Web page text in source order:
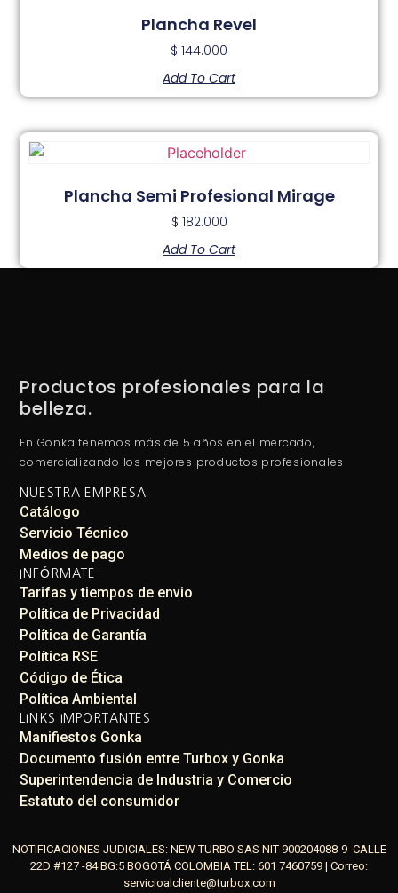
Plancha Revel
$ 144.000
Add To Cart
Plancha Semi Profesional Mirage
$ 182.000
Add To Cart
Productos profesionales para la
belleza.
En Gonka tenemos más de 5 años en el mercado,
comercializando los mejores productos profesionales
NUESTRA EMPRESA
Catálogo
Servicio Técnico
Medios de pago
INFÓRMATE
Tarifas y tiempos de envio
Política de Privacidad
Política de Garantía
Política RSE
Código de Ética
Política Ambiental
LINKS IMPORTANTES
Manifiestos Gonka
Documento fusión entre Turbox y Gonka
Superintendencia de Industria y Comercio
Estatuto del consumidor
NOTIFICACIONES JUDICIALES: NEW TURBO SAS NIT 900204088-9 CALLE
22D #127 -84 BG:5 BOGOTÁ COLOMBIA TEL: 601 7460759 | Correo:
servicioalcliente@turbox.com